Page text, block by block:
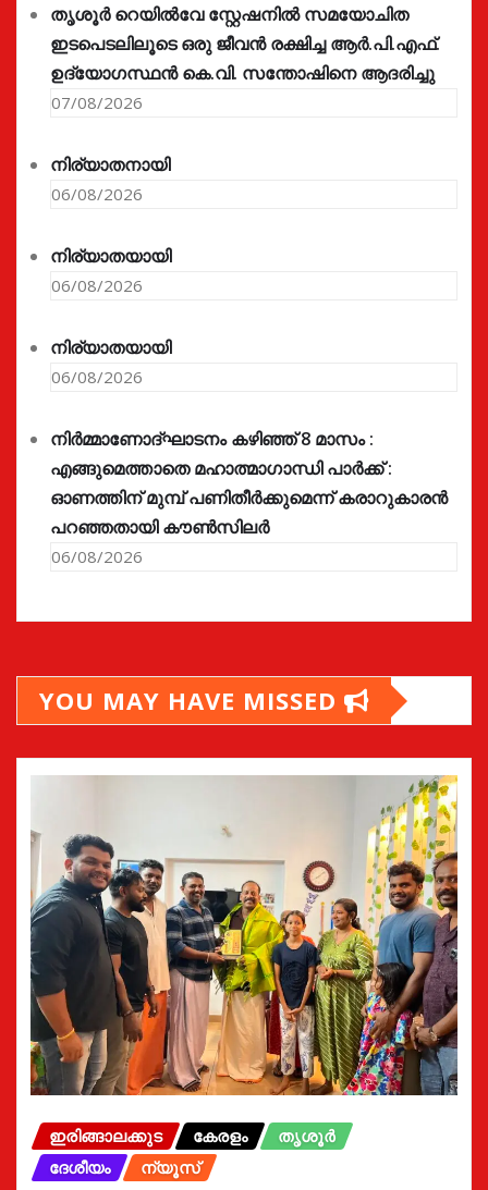
തൃശൂർ റെയിൽവേ സ്റ്റേഷനിൽ സമയോചിത
ഇടപെടലിലൂടെ ഒരു ജീവൻ രക്ഷിച്ച ആർ.പി.എഫ്.
ഉദ്യോഗസ്ഥൻ കെ.വി. സന്തോഷിനെ ആദരിച്ചു
07/08/2026
നിര്യാതനായി
06/08/2026
നിര്യാതയായി
06/08/2026
നിര്യാതയായി
06/08/2026
നിർമ്മാണോദ്ഘാടനം കഴിഞ്ഞ് 8 മാസം :
എങ്ങുമെത്താതെ മഹാത്മാഗാന്ധി പാർക്ക് :
ഓണത്തിന് മുമ്പ് പണിതീർക്കുമെന്ന് കരാറുകാരൻ
പറഞ്ഞതായി കൗൺസിലർ
06/08/2026
YOU MAY HAVE MISSED
ഇരിങ്ങാലക്കുട കേരളം
തൃശൂർ
ദേശീയം
ന്യൂസ്